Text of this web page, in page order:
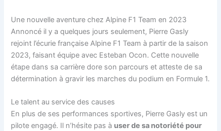
Une nouvelle aventure chez Alpine F1 Team en 2023
Annoncé il y a quelques jours seulement, Pierre Gasly
rejoint l’écurie française Alpine F1 Team à partir de la saison
2023, faisant équipe avec Esteban Ocon. Cette nouvelle
étape dans sa carrière dore son parcours et atteste de sa
détermination à gravir les marches du podium en Formule 1.
Le talent au service des causes
En plus de ses performances sportives, Pierre Gasly est un
pilote engagé. Il n’hésite pas à user de sa notoriété pour